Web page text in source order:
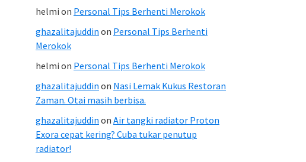
helmi on Personal Tips Berhenti Merokok
ghazalitajuddin on Personal Tips Berhenti
Merokok
helmi on Personal Tips Berhenti Merokok
ghazalitajuddin on Nasi Lemak Kukus Restoran
Zaman. Otai masih berbisa.
ghazalitajuddin on Air tangki radiator Proton
Exora cepat kering? Cuba tukar penutup
radiator!